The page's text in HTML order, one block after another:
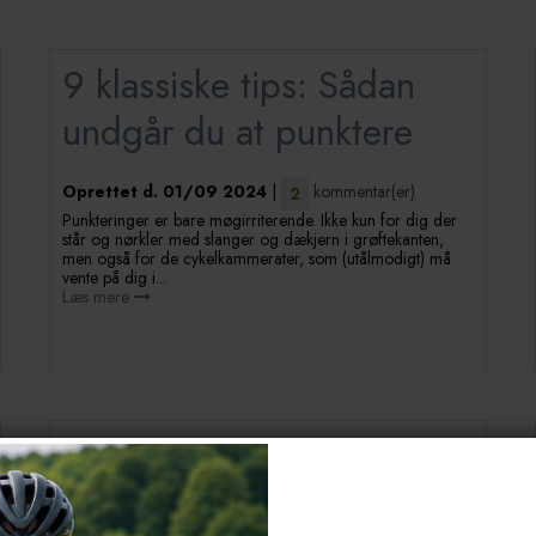
9 klassiske tips: Sådan
undgår du at punktere
Oprettet d. 01/09 2024 | 2
kommentar(er)
Punkteringer er bare møgirriterende. Ikke kun for dig der
står og nørkler med slanger og dækjern i grøftekanten,
men også for de cykelkammerater, som (utålmodigt) må
vente på dig i...
Læs mere
Er dine cykelvenner i
bedre form end dig?